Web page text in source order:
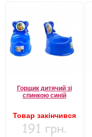
Горщик дитячий зі
спинкою синій
Товар закінчився
191 грн.